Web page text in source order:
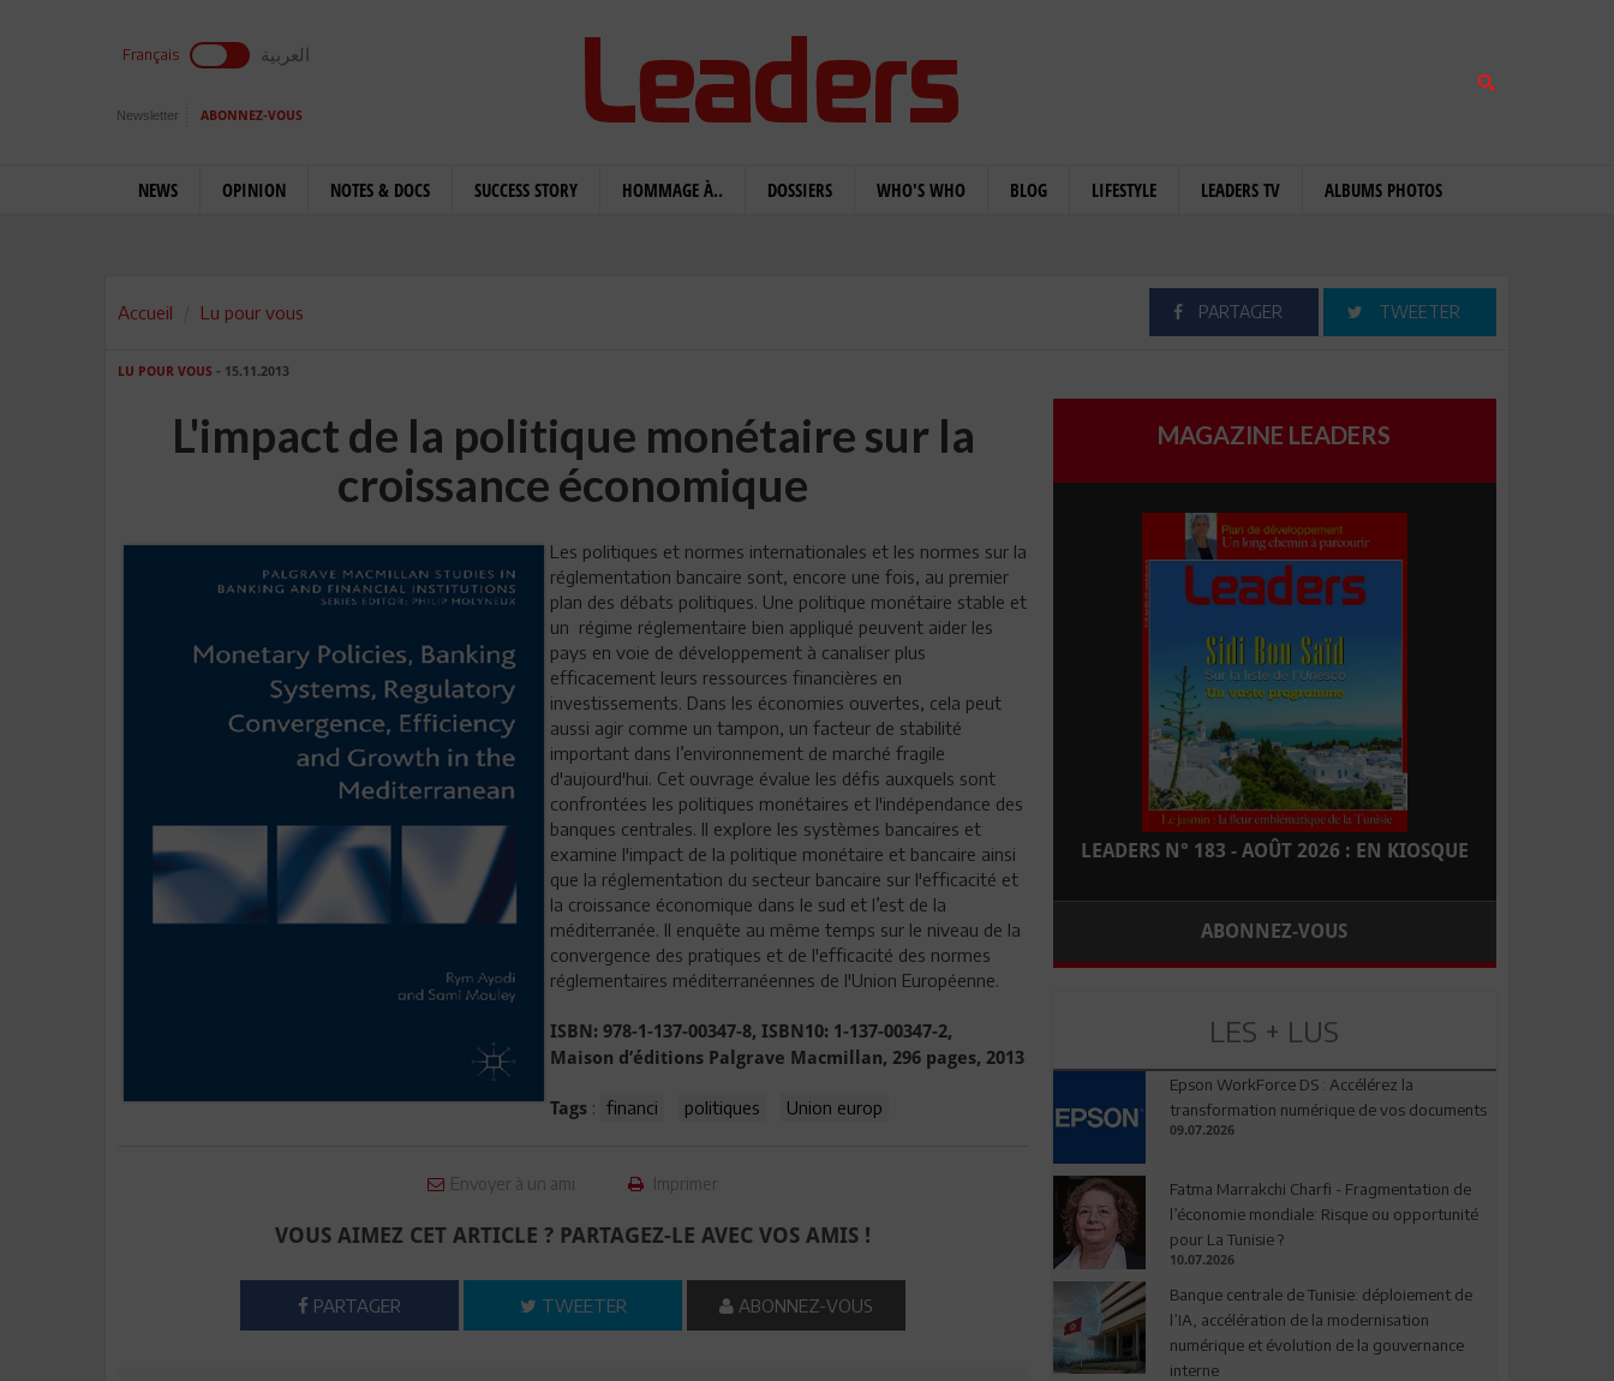
Français العربية
Newsletter ABONNEZ-VOUS
NEWS OPINION NOTES & DOCS SUCCESS STORY HOMMAGE À.. DOSSIERS WHO'S WHO BLOG LIFESTYLE LEADERS TV ALBUMS PHOTOS
Accueil Lu pour vous PARTAGER TWEETER
LU POUR VOUS - 15.11.2013
L'impact de la politique monétaire sur la
croissance économique
Les politiques et normes internationales et les normes sur la
réglementation bancaire sont, encore une fois, au premier
plan des débats politiques. Une politique monétaire stable et
un régime réglementaire bien appliqué peuvent aider les
pays en voie de développement à canaliser plus
efficacement leurs ressources financières en
investissements. Dans les économies ouvertes, cela peut
aussi agir comme un tampon, un facteur de stabilité
important dans l’environnement de marché fragile
d'aujourd'hui. Cet ouvrage évalue les défis auxquels sont
confrontées les politiques monétaires et l'indépendance des
banques centrales. Il explore les systèmes bancaires et
examine l'impact de la politique monétaire et bancaire ainsi
que la réglementation du secteur bancaire sur l'efficacité et
la croissance économique dans le sud et l’est de la
méditerranée. Il enquête au même temps sur le niveau de la
convergence des pratiques et de l'efficacité des normes
réglementaires méditerranéennes de l'Union Européenne.
ISBN: 978-1-137-00347-8, ISBN10: 1-137-00347-2,
Maison d’éditions Palgrave Macmillan, 296 pages, 2013
Tags : financi politiques Union europ
Envoyer à un ami Imprimer
VOUS AIMEZ CET ARTICLE ? PARTAGEZ-LE AVEC VOS AMIS !
PARTAGER TWEETER ABONNEZ-VOUS
MAGAZINE LEADERS
LEADERS N° 183 - AOÛT 2026 : EN KIOSQUE
ABONNEZ-VOUS
LES + LUS
Epson WorkForce DS : Accélérez la
transformation numérique de vos documents
09.07.2026
Fatma Marrakchi Charfi - Fragmentation de
l’économie mondiale: Risque ou opportunité
pour La Tunisie ?
10.07.2026
Banque centrale de Tunisie: déploiement de
l’IA, accélération de la modernisation
numérique et évolution de la gouvernance
interne